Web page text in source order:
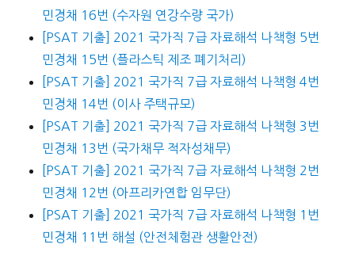
민경채 16번 (수자원 연강수량 국가)
[PSAT 기출] 2021 국가직 7급 자료해석 나책형 5번
민경채 15번 (플라스틱 제조 폐기처리)
[PSAT 기출] 2021 국가직 7급 자료해석 나책형 4번
민경채 14번 (이사 주택규모)
[PSAT 기출] 2021 국가직 7급 자료해석 나책형 3번
민경채 13번 (국가채무 적자성채무)
[PSAT 기출] 2021 국가직 7급 자료해석 나책형 2번
민경채 12번 (아프리카연합 임무단)
[PSAT 기출] 2021 국가직 7급 자료해석 나책형 1번
민경채 11번 해설 (안전체험관 생활안전)